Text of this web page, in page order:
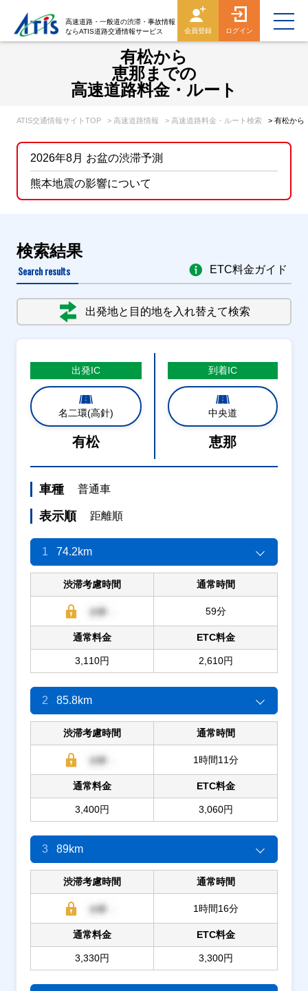
高速道路・一般道の渋滞・事故情報
ならATIS道路交通情報サービス
会員登録 ログイン
有松から
恵那までの
高速道路料金・ルート
ATIS交通情報サイトTOP > 高速道路情報 > 高速道路料金・ルート検索 > 有松から
2026年8月 お盆の渋滞予測
熊本地震の影響について
検索結果
Search results
出発地と目的地を入れ替えて検索
ETC料金ガイド
出発IC
名二環(高針)
有松
到着IC
中央道
恵那
車種 普通車
表示順 距離順
1 74.2km
渋滞考慮時間 通常時間
59分
通常料金
3,110円
ETC料金
2,610円
2 85.8km
渋滞考慮時間 通常時間
1時間11分
通常料金
3,400円
ETC料金
3,060円
3 89km
渋滞考慮時間 通常時間
1時間16分
通常料金
3,330円
ETC料金
3,300円